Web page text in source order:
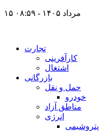
۱۵ مرداد ۱۴۰۵ - ۰۸:۵۹
تجارت
کارآفرینی
اشتغال
بازرگانی
حمل و نقل
خودرو
مناطق آزاد
انرژی
پتروشیمی